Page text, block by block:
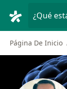
¿Qué
Página De Inicio